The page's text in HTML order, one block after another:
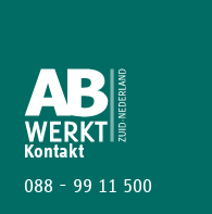
Kontakt
088 - 99 11 500